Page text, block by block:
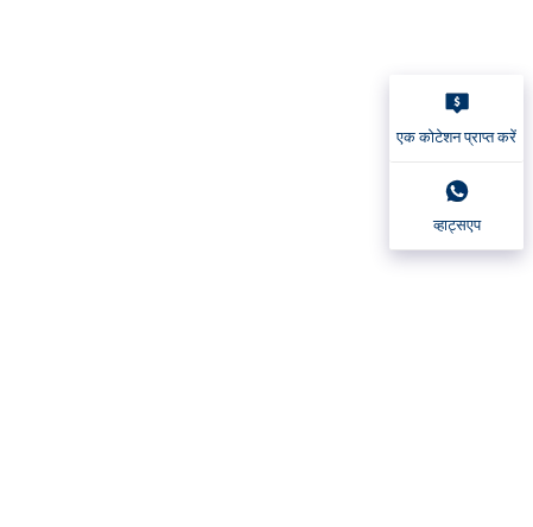
एक कोटेशन प्राप्त करें
व्हाट्सएप